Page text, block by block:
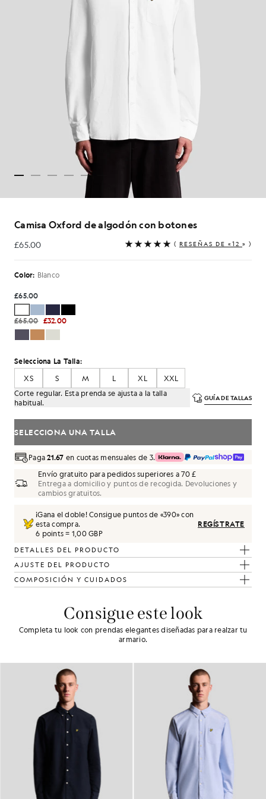
Camisa Oxford de algodón con botones
£65.00
£65.00 ( RESEÑAS DE «12 » )
Color: Blanco
£65.00
£65.00 £32.00
Selecciona La Talla:
XS
S M L XL
XXL
Corte regular. Esta prenda se ajusta a la talla
habitual.
GUÍA DE TALLAS
SELECCIONA UNA TALLA
Paga21.67 en cuotas mensuales de 3.
Envío gratuito para pedidos superiores a 70 £
Entrega a domicilio y puntos de recogida. Devoluciones y
cambios gratuitos.
¡Gana el doble! Consigue puntos de «390» con
esta compra.
6 points = 1,00 GBP
REGÍSTRATE
DETALLES DEL PRODUCTO
AJUSTE DEL PRODUCTO
COMPOSICIÓN Y CUIDADOS
Consigue este look
Completa tu look con prendas elegantes diseñadas para realzar tu
armario.